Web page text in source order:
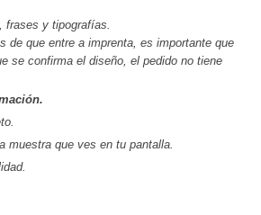
frases y tipografías.
de que entre a imprenta, es importante que
se confirma el diseño, el pedido no tiene
muestra que ves en tu pantalla.